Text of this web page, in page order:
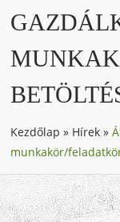
Kezdőlap » Hírek »
munkakör/